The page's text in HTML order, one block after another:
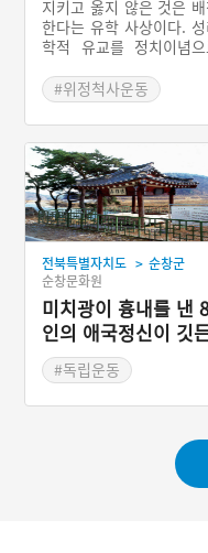
지키고 옳지 않은 것은 배
한다는 유학 사상이다. 성
학적 유교를 정치이념으
에서 볼 때 천주교는 우리의
전통문화를 파괴하고 변질
시키는 반국가적·반사
인 사상이었다. 그러므로
정척사사상은 이질적인 외
세의 문화를 배척함으
우리의 국가와 문화를
는 민족주의 사상이었고,
제의 침략에 저항한 의
사상적 기반이었다.
#위정척사운동
#천주교의 배척
전북특별자치도 > 순창군
순창문화원
미치광이 흉내를 낸
인의 애국정신이 깃
순창 영광정
#독립운동